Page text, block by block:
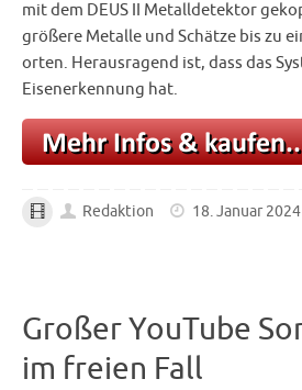
mit dem DEUS II Metalldetektor
größere Metalle und Schätze bis zu
orten. Herausragend ist, dass das
Eisenerkennung hat.
Redaktion 18. Januar 2024
Großer YouTube
im freien Fall